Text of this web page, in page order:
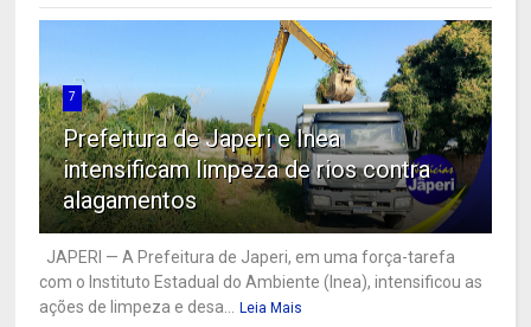
7
Prefeitura de Japeri e Inea
intensificam limpeza de rios contra
alagamentos
JAPERI — A Prefeitura de Japeri, em uma força-tarefa
com o Instituto Estadual do Ambiente (Inea), intensificou as
ações de limpeza e desa...
Leia Mais